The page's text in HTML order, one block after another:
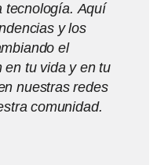
tecnología. Aquí
y los
el
en tu vida y en tu
nuestras redes
comunidad.